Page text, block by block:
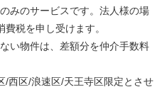
みのサービスです。法人様の場
税を申し受けます。
い物件は、差額分を仲介手数料
西区/浪速区/天王寺区限定とさせ